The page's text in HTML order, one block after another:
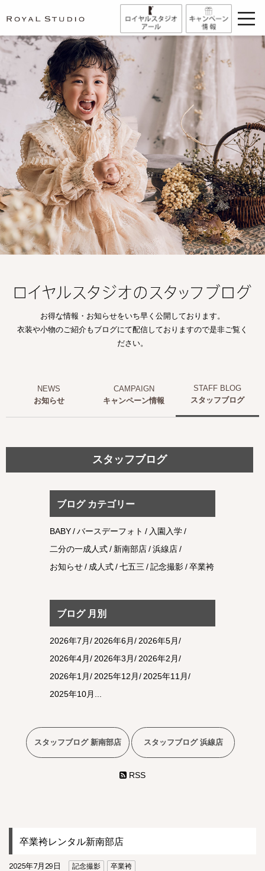
お得な情報・お知らせをいち早く公開しております。
衣装や小物のご紹介もブログにて配信しておりますので是非ご覧く
ださい。
お知らせ キャンペーン情報 スタッフブログ
スタッフブログ
卒業袴レンタル新南部店
2025年7月29日 記念撮影 卒業袴
ブログ カテゴリー
BABY バースデーフォト
入園入学
二分の一成人式
新南部店
浜線店
お知らせ
成人式 七五三 記念撮影 卒業袴
ブログ 月別
2026年7月 2026年6月
2026年5月
2026年4月
2026年3月
2026年2月
2026年1月
2025年12月
2025年11月
2025年10月
スタッフブログ 新南部店 スタッフブログ 浜線店
RSS